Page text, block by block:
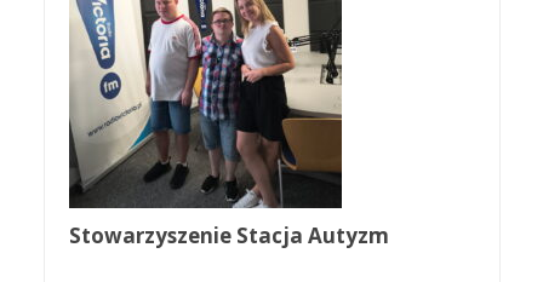
Stowarzyszenie Stacja Autyzm